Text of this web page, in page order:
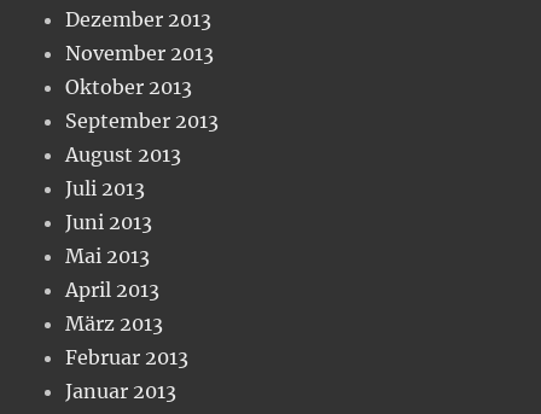
Dezember 2013
November 2013
Oktober 2013
September 2013
August 2013
Juli 2013
Juni 2013
Mai 2013
April 2013
März 2013
Februar 2013
Januar 2013